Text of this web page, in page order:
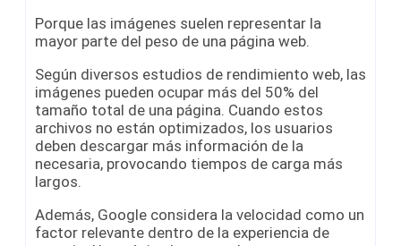
Porque las imágenes suelen representar la
mayor parte del peso de una página web.
Según diversos estudios de rendimiento web, las
imágenes pueden ocupar más del 50% del
tamaño total de una página. Cuando estos
archivos no están optimizados, los usuarios
deben descargar más información de la
necesaria, provocando tiempos de carga más
largos.
Además, Google considera la velocidad como un
factor relevante dentro de la experiencia de